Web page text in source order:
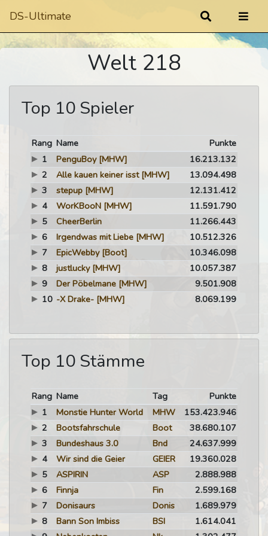
DS-Ultimate
Welt 218
Top 10 Spieler
Rang Name
Punkte
1
PenguBoy [MHW]
16.213.132
2
Alle kauen keiner isst [MHW]
13.094.498
3
stepup [MHW]
12.131.412
4
WorKBooN [MHW]
11.591.790
5
CheerBerlin
11.266.443
6
Irgendwas mit Liebe [MHW]
10.512.326
7
EpicWebby [Boot]
10.346.098
8
justlucky [MHW]
10.057.387
9
Der Pöbelmane [MHW]
9.501.908
10 -X Drake- [MHW] 8.069.199
Top 10 Stämme
Rang Name Tag
Punkte
1
Monstie Hunter World MHW
153.423.946
2
Bootsfahrschule Boot
38.680.107
3
Bundeshaus 3.0 Bnd
24.637.999
4
Wir sind die Geier GEIER
19.360.028
5
ASPIRIN ASP
2.888.988
6
Finnja Fin
2.599.168
7
Donisaurs Donis
1.689.979
8
Bann Son Imbiss BSI
1.614.041